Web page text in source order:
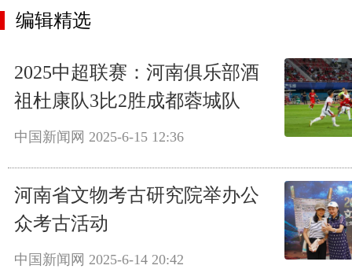
编辑精选
2025中超联赛：河南俱乐部酒
祖杜康队3比2胜成都蓉城队
中国新闻网 2025-6-15 12:36
河南省文物考古研究院举办公
众考古活动
中国新闻网 2025-6-14 20:42